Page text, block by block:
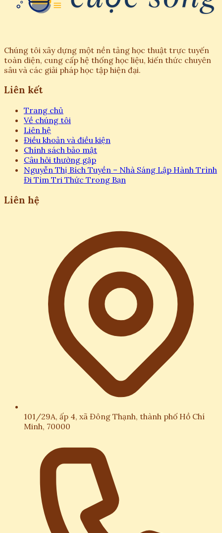
Chúng tôi xây dựng một nền tảng học thuật trực tuyến
toàn diện, cung cấp hệ thống học liệu, kiến thức chuyên
sâu và các giải pháp học tập hiện đại.
Liên kết
Trang chủ
Về chúng tôi
Liên hệ
Điều khoản và điều kiện
Chính sách bảo mật
Câu hỏi thường gặp
Nguyễn Thị Bích Tuyền – Nhà Sáng Lập Hành Trình
Đi Tìm Tri Thức Trong Bạn
Liên hệ
101/29A, ấp 4, xã Đông Thạnh, thành phố Hồ Chí
Minh, 70000